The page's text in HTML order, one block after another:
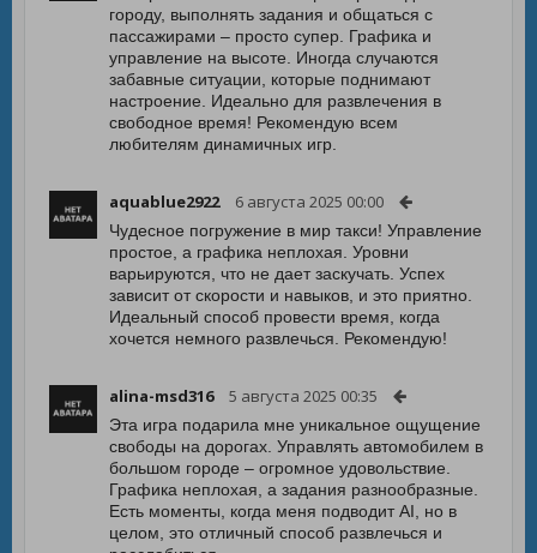
городу, выполнять задания и общаться с
пассажирами – просто супер. Графика и
управление на высоте. Иногда случаются
забавные ситуации, которые поднимают
настроение. Идеально для развлечения в
свободное время! Рекомендую всем
любителям динамичных игр.
aquablue2922 6 августа 2025 00:00
Чудесное погружение в мир такси! Управление
простое, а графика неплохая. Уровни
варьируются, что не дает заскучать. Успех
зависит от скорости и навыков, и это приятно.
Идеальный способ провести время, когда
хочется немного развлечься. Рекомендую!
alina-msd316 5 августа 2025 00:35
Эта игра подарила мне уникальное ощущение
свободы на дорогах. Управлять автомобилем в
большом городе – огромное удовольствие.
Графика неплохая, а задания разнообразные.
Есть моменты, когда меня подводит AI, но в
целом, это отличный способ развлечься и